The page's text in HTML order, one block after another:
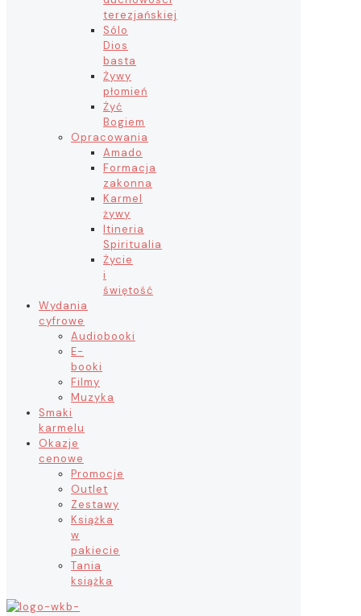
terezjańskiej
Sólo
Dios
basta
Żywy
płomień
Żyć
Bogiem
Opracowania
Amado
Formacja
zakonna
Karmel
żywy
Itineria
Spiritualia
Życie
i
świętość
Wydania
cyfrowe
Audiobooki
E-
booki
Filmy
Muzyka
Smaki
karmelu
Okazje
cenowe
Promocje
Outlet
Zestawy
Książka
w
pakiecie
Tania
książka